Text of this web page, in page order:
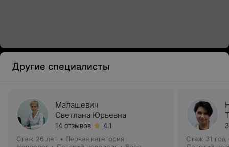
Другие специалисты
Малашевич
Светлана Юрьевна
14 отзывов
4.1
Стаж 26 лет • Первая категория
Стаж 31 год